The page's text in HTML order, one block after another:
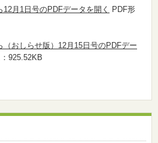
月1日号のPDFデータを開く
PDF形
（おしらせ版）12月15日号のPDFデー
925.52KB